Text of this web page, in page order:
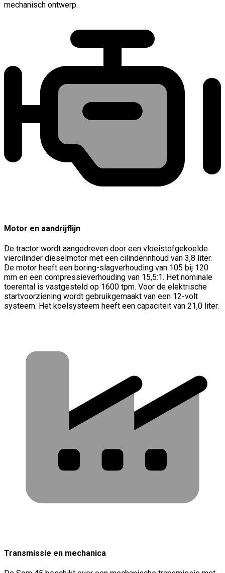
mechanisch ontwerp.
Motor en aandrijflijn
De tractor wordt aangedreven door een vloeistofgekoelde
viercilinder dieselmotor met een cilinderinhoud van 3,8 liter.
De motor heeft een boring-slagverhouding van 105 bij 120
mm en een compressieverhouding van 15,5:1. Het nominale
toerental is vastgesteld op 1600 tpm. Voor de elektrische
startvoorziening wordt gebruikgemaakt van een 12-volt
systeem. Het koelsysteem heeft een capaciteit van 21,0 liter.
Transmissie en mechanica